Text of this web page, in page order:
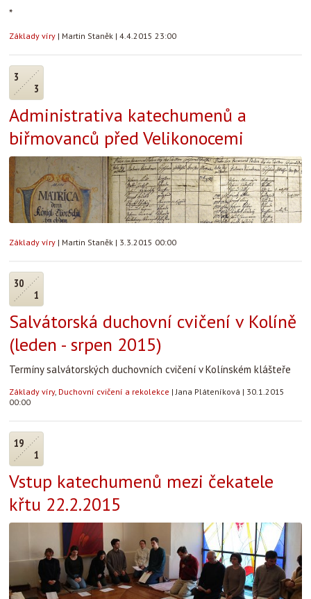
*
Základy víry | Martin Staněk | 4.4.2015 23:00
3
3
Administrativa katechumenů a
biřmovanců před Velikonocemi
Základy víry | Martin Staněk | 3.3.2015 00:00
30
1
Salvátorská duchovní cvičení v Kolíně
(leden - srpen 2015)
Termíny salvátorských duchovních cvičení v Kolínském klášteře
Základy víry, Duchovní cvičení a rekolekce |Jana Pláteníková | 30.1.2015
00:00
19
1
Vstup katechumenů mezi čekatele
křtu 22.2.2015